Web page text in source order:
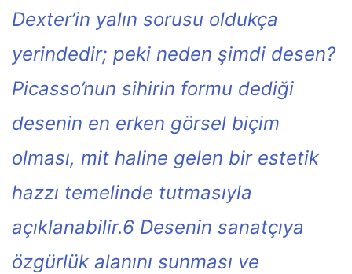
Dexter’in yalın sorusu oldukça
yerindedir; peki neden şimdi desen?
Picasso’nun sihirin formu dediği
desenin en erken görsel biçim
olması, mit haline gelen bir estetik
hazzı temelinde tutmasıyla
açıklanabilir.6 Desenin sanatçıya
özgürlük alanını sunması ve